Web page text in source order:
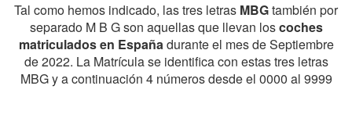
Tal como hemos indicado, las tres letras MBGtambién por
separado M B G son aquellas que llevan loscoches
matriculados en Españadurante el mes de Septiembre
de 2022. La Matrícula se identifica con estas tres letras
MBG y a continuación 4 números desde el 0000 al 9999